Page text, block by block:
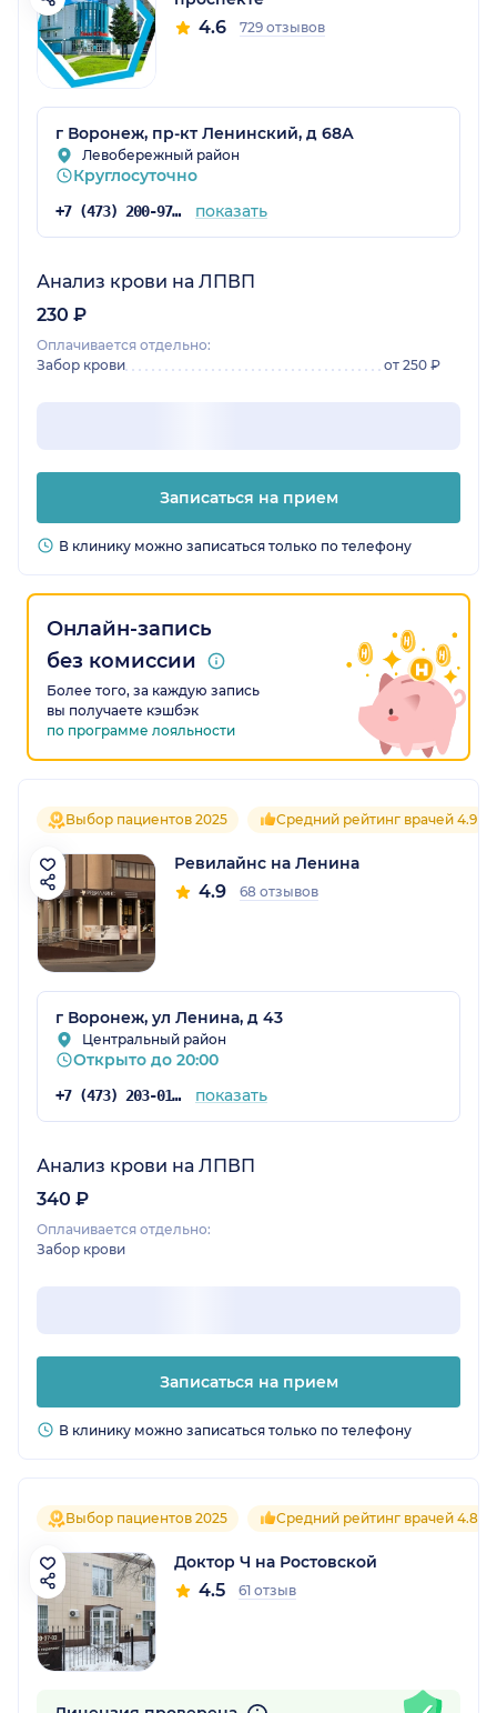
4.6 729 отзывов
г Воронеж, пр-кт Ленинский, д 68А
Левобережный район
Круглосуточно
+7 (473) 200-97-34 показать
Анализ крови на ЛПВП
230 ₽
Оплачивается отдельно:
Забор крови
от 250 ₽
Записаться на прием
В клинику можно записаться только по телефону
Онлайн-запись
без комиссии
Более того, за каждую запись
вы получаете кэшбэк
по программе лояльности
Выбор пациентов 2025 Средний рейтинг врачей 4.9
Ревилайнс на Ленина
4.9 68 отзывов
г Воронеж, ул Ленина, д 43
Центральный район
Открыто до 20:00
+7 (473) 203-01-75 показать
Анализ крови на ЛПВП
340 ₽
Оплачивается отдельно:
Забор крови
Записаться на прием
В клинику можно записаться только по телефону
Выбор пациентов 2025 Средний рейтинг врачей 4.8
Доктор Ч на Ростовской
4.5 61 отзыв